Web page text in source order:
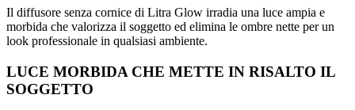
Il diffusore senza cornice di Litra Glow irradia una luce ampia e
morbida che valorizza il soggetto ed elimina le ombre nette per un
look professionale in qualsiasi ambiente.
LUCE MORBIDA CHE METTE IN RISALTO IL
SOGGETTO